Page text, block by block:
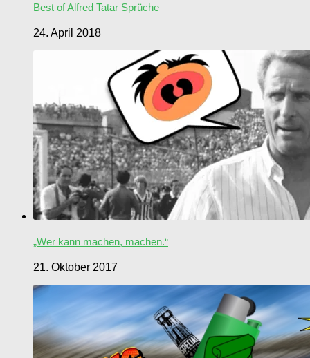
Best of Alfred Tatar Sprüche
24. April 2018
„Wer kann machen, machen.“
21. Oktober 2017